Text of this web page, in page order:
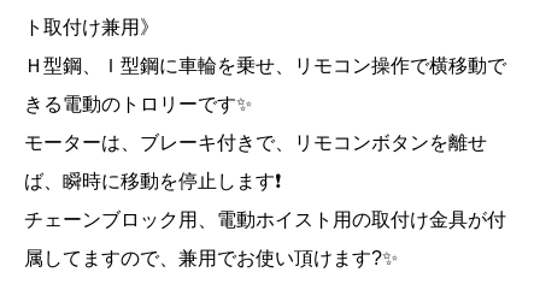
ト取付け兼用》
Ｈ型鋼、Ｉ型鋼に車輪を乗せ、リモコン操作で横移動で
きる電動のトロリーです✨
モーターは、ブレーキ付きで、リモコンボタンを離せ
ば、瞬時に移動を停止します❗️
チェーンブロック用、電動ホイスト用の取付け金具が付
属してますので、兼用でお使い頂けます?✨